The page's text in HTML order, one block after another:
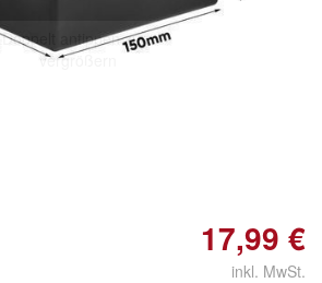
Doppelt antippen zum
vergrößern
17,99 €
inkl. MwSt.